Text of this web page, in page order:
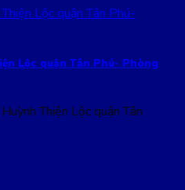
Lộc quận Tân Phú- Phòng
Thiện Lộc quận Tân